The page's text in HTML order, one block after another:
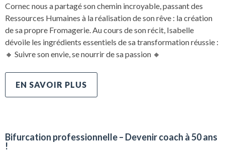
Cornec nous a partagé son chemin incroyable, passant des
Ressources Humaines à la réalisation de son rêve : la création
de sa propre Fromagerie. Au cours de son récit, Isabelle
dévoile les ingrédients essentiels de sa transformation réussie :
🔸 Suivre son envie, se nourrir de sa passion 🔸
EN SAVOIR PLUS
Bifurcation professionnelle – Devenir coach à 50 ans
!